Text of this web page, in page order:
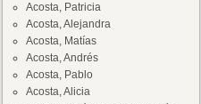
Acosta, Patricia
Acosta, Alejandra
Acosta, Matías
Acosta, Andrés
Acosta, Pablo
Acosta, Alicia